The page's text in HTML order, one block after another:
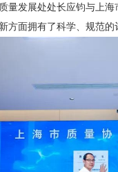
量发展处处长应钧与上
方面拥有了科学、规范